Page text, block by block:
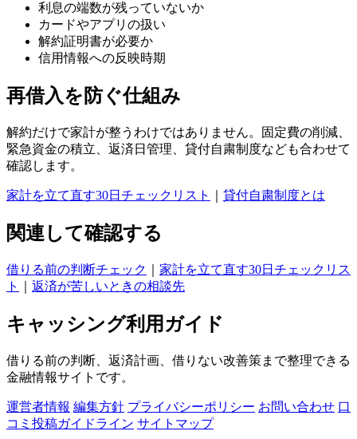
利息の端数が残っていないか
カードやアプリの扱い
解約証明書が必要か
信用情報への反映時期
再借入を防ぐ仕組み
解約だけで家計が整うわけではありません。固定費の削減、
緊急資金の積立、返済日管理、貸付自粛制度なども合わせて
確認します。
家計を立て直す30日チェックリスト 貸付自粛制度とは
関連して確認する
借りる前の判断チェック
家計を立て直す30日チェックリス
ト
返済が苦しいときの相談先
キャッシング利用ガイド
借りる前の判断、返済計画、借りない改善策まで整理できる
金融情報サイトです。
運営者情報 編集方針 プライバシーポリシー お問い合わせ 口
コミ投稿ガイドライン サイトマップ